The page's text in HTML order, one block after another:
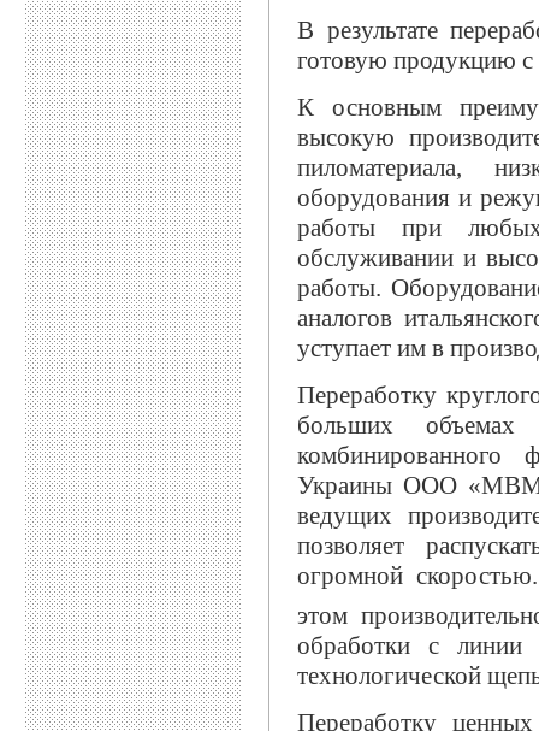
В результате
готовую продукцию
К основным
высокую
пиломатериала,
оборудования и
работы при любых
обслуживании и
работы.
аналогов
уступает им в
Переработку
больших
комбинированного
Украины ООО «МВМ-
ведущих
позволяет
огромной
этом
обработки с
технологической
Переработку